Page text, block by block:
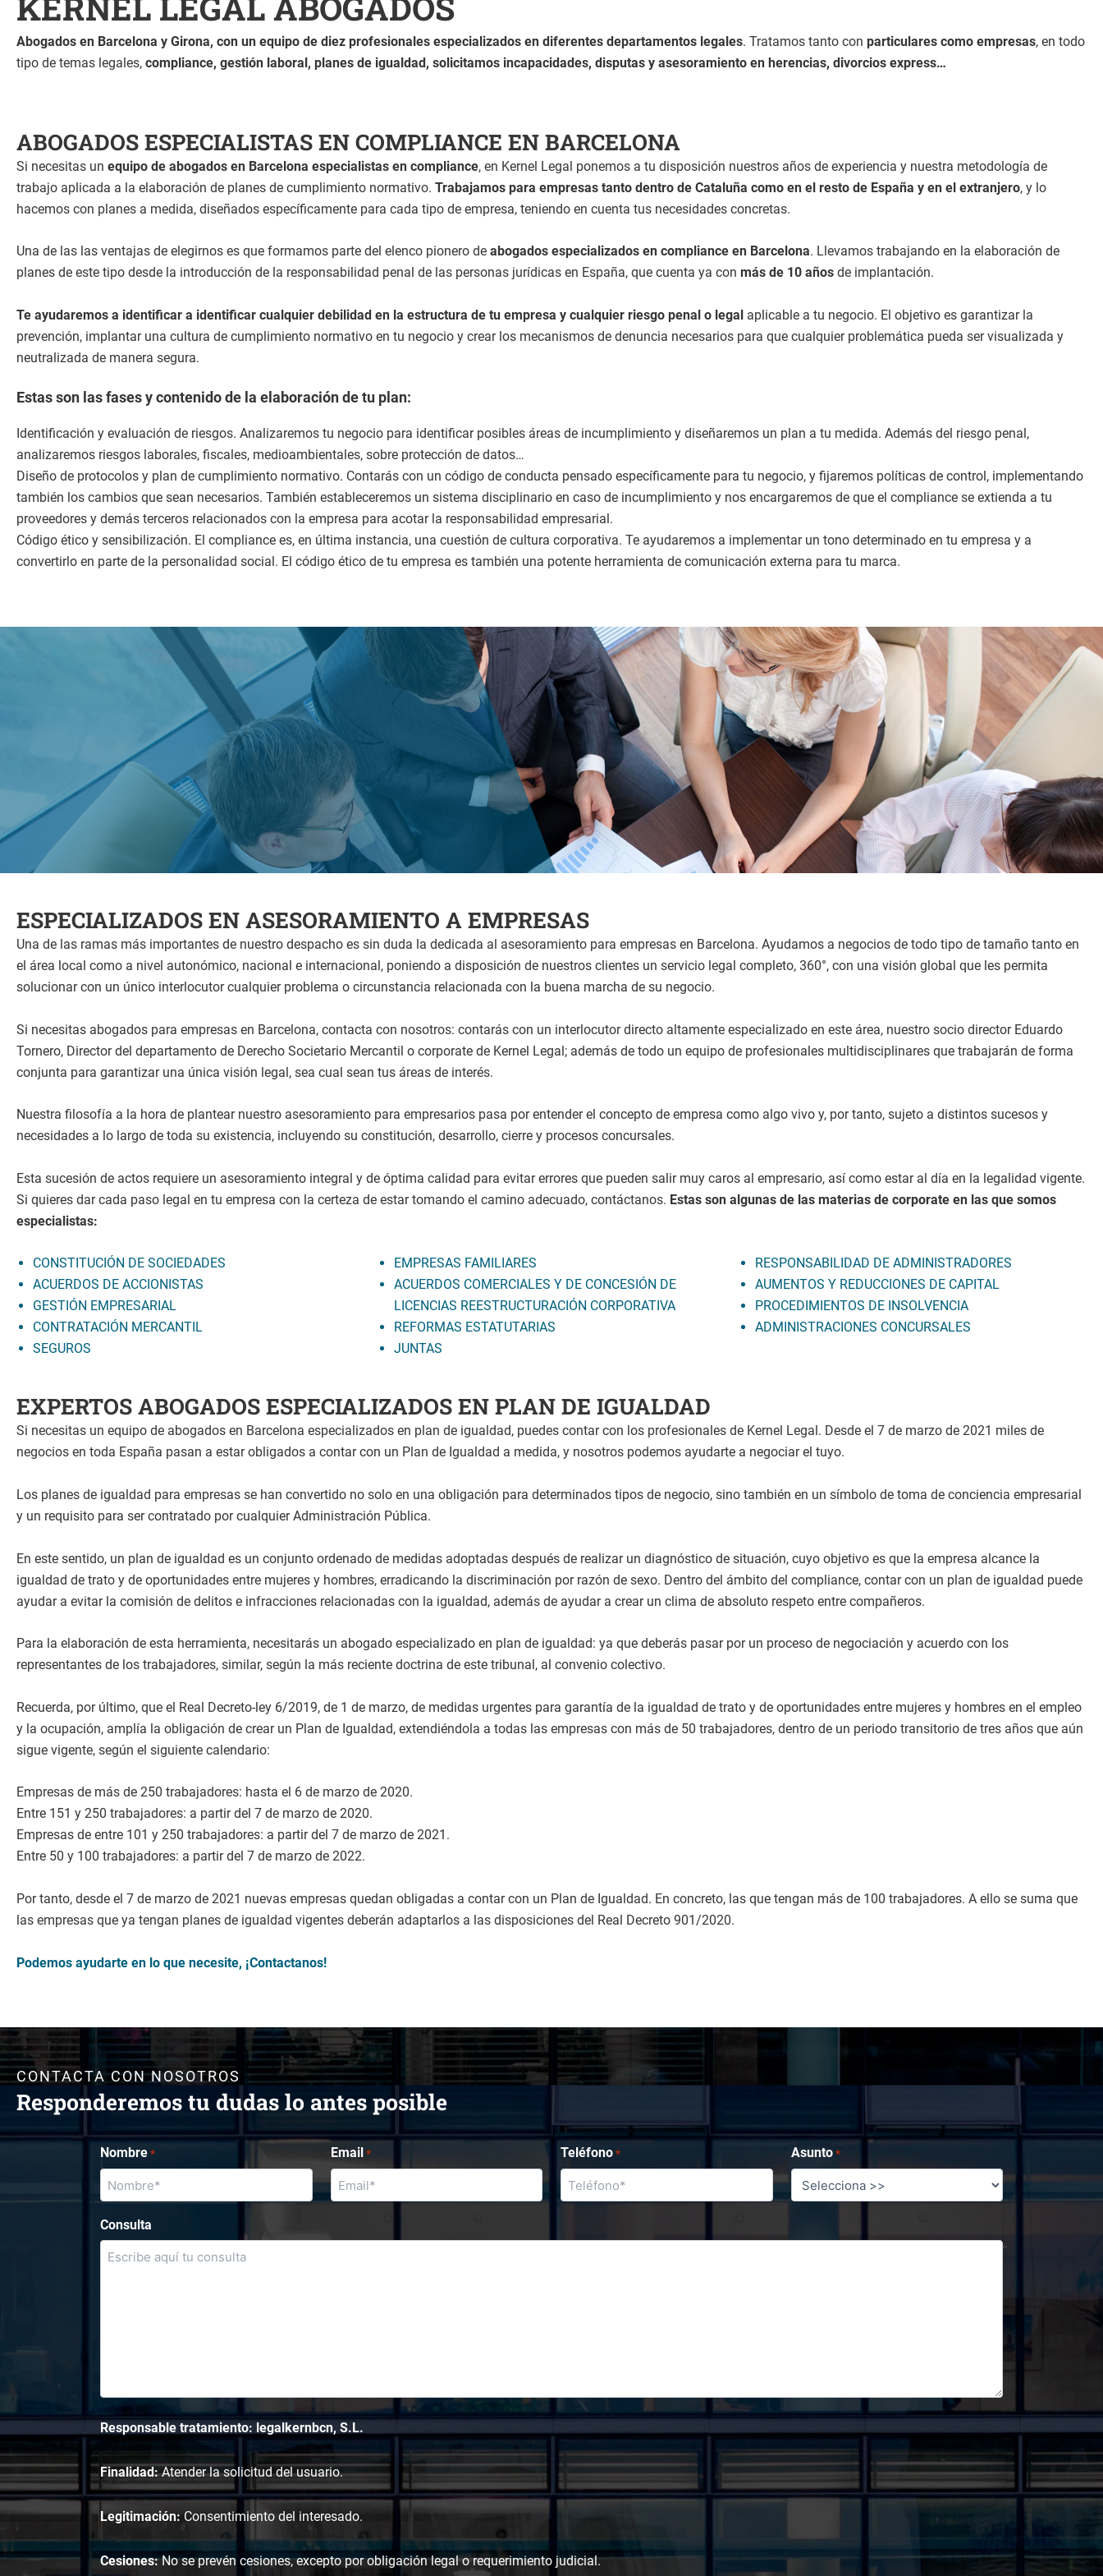
Abogados en Barcelona y Girona, con un equipo de diez profesionales especializados en diferentes departamentos legales. Tratamos tanto con particulares como empresas, en todo
tipo de temas legales, compliance, gestión laboral, planes de igualdad, solicitamos incapacidades, disputas y asesoramiento en herencias, divorcios express…
ABOGADOS ESPECIALISTAS EN COMPLIANCE EN BARCELONA
Si necesitas un equipo de abogados en Barcelona especialistas en compliance, en Kernel Legal ponemos a tu disposición nuestros años de experiencia y nuestra metodología de
trabajo aplicada a la elaboración de planes de cumplimiento normativo. Trabajamos para empresas tanto dentro de Cataluña como en el resto de España y en el extranjero, y lo
hacemos con planes a medida, diseñados específicamente para cada tipo de empresa, teniendo en cuenta tus necesidades concretas.
Una de las las ventajas de elegirnos es que formamos parte del elenco pionero de abogados especializados en compliance en Barcelona. Llevamos trabajando en la elaboración de
planes de este tipo desde la introducción de la responsabilidad penal de las personas jurídicas en España, que cuenta ya con más de 10 años de implantación.
Te ayudaremos a identificar a identificar cualquier debilidad en la estructura de tu empresa y cualquier riesgo penal o legal aplicable a tu negocio. El objetivo es garantizar la
prevención, implantar una cultura de cumplimiento normativo en tu negocio y crear los mecanismos de denuncia necesarios para que cualquier problemática pueda ser visualizada y
neutralizada de manera segura.
Estas son las fases y contenido de la elaboración de tu plan:
Identificación y evaluación de riesgos. Analizaremos tu negocio para identificar posibles áreas de incumplimiento y diseñaremos un plan a tu medida. Además del riesgo penal,
analizaremos riesgos laborales, fiscales, medioambientales, sobre protección de datos…
Diseño de protocolos y plan de cumplimiento normativo. Contarás con un código de conducta pensado específicamente para tu negocio, y fijaremos políticas de control, implementando
también los cambios que sean necesarios. También estableceremos un sistema disciplinario en caso de incumplimiento y nos encargaremos de que el compliance se extienda a tu
proveedores y demás terceros relacionados con la empresa para acotar la responsabilidad empresarial.
Código ético y sensibilización. El compliance es, en última instancia, una cuestión de cultura corporativa. Te ayudaremos a implementar un tono determinado en tu empresa y a
convertirlo en parte de la personalidad social. El código ético de tu empresa es también una potente herramienta de comunicación externa para tu marca.
ESPECIALIZADOS EN ASESORAMIENTO A EMPRESAS
Una de las ramas más importantes de nuestro despacho es sin duda la dedicada al asesoramiento para empresas en Barcelona. Ayudamos a negocios de todo tipo de tamaño tanto en
el área local como a nivel autonómico, nacional e internacional, poniendo a disposición de nuestros clientes un servicio legal completo, 360°, con una visión global que les permita
solucionar con un único interlocutor cualquier problema o circunstancia relacionada con la buena marcha de su negocio.
Si necesitas abogados para empresas en Barcelona, contacta con nosotros: contarás con un interlocutor directo altamente especializado en este área, nuestro socio director Eduardo
Tornero, Director del departamento de Derecho Societario Mercantil o corporate de Kernel Legal; además de todo un equipo de profesionales multidisciplinares que trabajarán de forma
conjunta para garantizar una única visión legal, sea cual sean tus áreas de interés.
Nuestra filosofía a la hora de plantear nuestro asesoramiento para empresarios pasa por entender el concepto de empresa como algo vivo y, por tanto, sujeto a distintos sucesos y
necesidades a lo largo de toda su existencia, incluyendo su constitución, desarrollo, cierre y procesos concursales.
Esta sucesión de actos requiere un asesoramiento integral y de óptima calidad para evitar errores que pueden salir muy caros al empresario, así como estar al día en la legalidad vigente.
Si quieres dar cada paso legal en tu empresa con la certeza de estar tomando el camino adecuado, contáctanos. Estas son algunas de las materias de corporate en las que somos
especialistas:
CONSTITUCIÓN DE SOCIEDADES
ACUERDOS DE ACCIONISTAS
GESTIÓN EMPRESARIAL
CONTRATACIÓN MERCANTIL
SEGUROS
EMPRESAS FAMILIARES
ACUERDOS COMERCIALES Y DE CONCESIÓN DE
LICENCIAS REESTRUCTURACIÓN CORPORATIVA
REFORMAS ESTATUTARIAS
JUNTAS
RESPONSABILIDAD DE ADMINISTRADORES
AUMENTOS Y REDUCCIONES DE CAPITAL
PROCEDIMIENTOS DE INSOLVENCIA
ADMINISTRACIONES CONCURSALES
EXPERTOS ABOGADOS ESPECIALIZADOS EN PLAN DE IGUALDAD
Si necesitas un equipo de abogados en Barcelona especializados en plan de igualdad, puedes contar con los profesionales de Kernel Legal. Desde el 7 de marzo de 2021 miles de
negocios en toda España pasan a estar obligados a contar con un Plan de Igualdad a medida, y nosotros podemos ayudarte a negociar el tuyo.
Los planes de igualdad para empresas se han convertido no solo en una obligación para determinados tipos de negocio, sino también en un símbolo de toma de conciencia empresarial
y un requisito para ser contratado por cualquier Administración Pública.
En este sentido, un plan de igualdad es un conjunto ordenado de medidas adoptadas después de realizar un diagnóstico de situación, cuyo objetivo es que la empresa alcance la
igualdad de trato y de oportunidades entre mujeres y hombres, erradicando la discriminación por razón de sexo. Dentro del ámbito del compliance, contar con un plan de igualdad puede
ayudar a evitar la comisión de delitos e infracciones relacionadas con la igualdad, además de ayudar a crear un clima de absoluto respeto entre compañeros.
Para la elaboración de esta herramienta, necesitarás un abogado especializado en plan de igualdad: ya que deberás pasar por un proceso de negociación y acuerdo con los
representantes de los trabajadores, similar, según la más reciente doctrina de este tribunal, al convenio colectivo.
Recuerda, por último, que el Real Decreto-ley 6/2019, de 1 de marzo, de medidas urgentes para garantía de la igualdad de trato y de oportunidades entre mujeres y hombres en el empleo
y la ocupación, amplía la obligación de crear un Plan de Igualdad, extendiéndola a todas las empresas con más de 50 trabajadores, dentro de un periodo transitorio de tres años que aún
sigue vigente, según el siguiente calendario:
Empresas de más de 250 trabajadores: hasta el 6 de marzo de 2020.
Entre 151 y 250 trabajadores: a partir del 7 de marzo de 2020.
Empresas de entre 101 y 250 trabajadores: a partir del 7 de marzo de 2021.
Entre 50 y 100 trabajadores: a partir del 7 de marzo de 2022.
Por tanto, desde el 7 de marzo de 2021 nuevas empresas quedan obligadas a contar con un Plan de Igualdad. En concreto, las que tengan más de 100 trabajadores. A ello se suma que
las empresas que ya tengan planes de igualdad vigentes deberán adaptarlos a las disposiciones del Real Decreto 901/2020.
Podemos ayudarte en lo que necesite, ¡Contactanos!
CONTACTA CON NOSOTROS
Responderemos tu dudas lo antes posible
Nombre * Email * Teléfono * Asunto *
Consulta
Responsable tratamiento: legalkernbcn, S.L.
Finalidad:Atender la solicitud del usuario.
Legitimación: Consentimiento del interesado.
Cesiones:No se prevén cesiones, excepto por obligación legal o requerimiento judicial.